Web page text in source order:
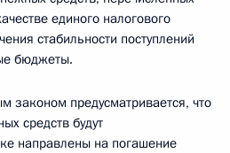
единого налогового
стабильности поступлений
бюджеты.
законом предусматривается, что
средств будут
направлены на погашение